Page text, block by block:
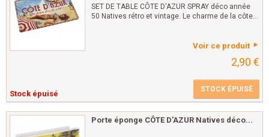
SET DE TABLE CÔTE D'AZUR SPRAY déco année
50 Natives rétro et vintage. Le charme de la côte...
Voir ce produit
2,90 €
Stock épuisé STOCK ÉPUISÉ
Porte éponge CÔTE D'AZUR Natives déco...